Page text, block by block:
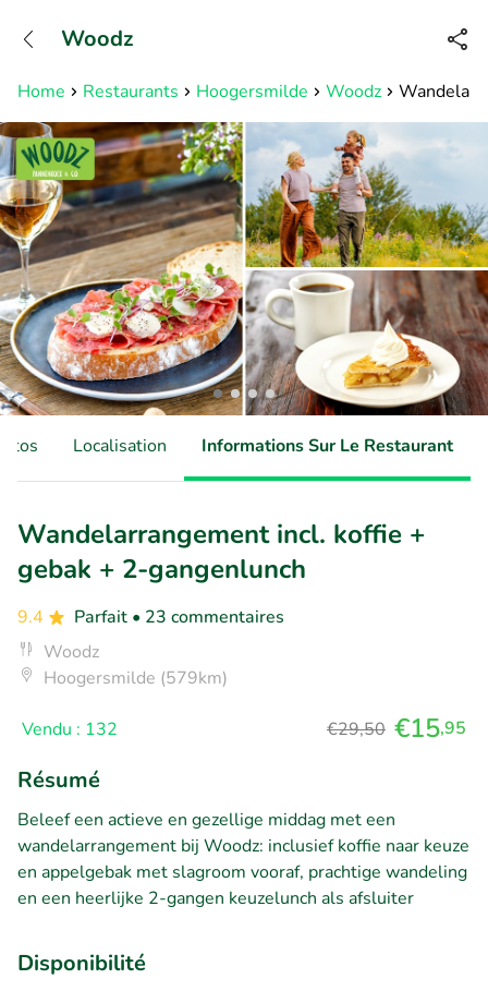
Disponible jusqu'à 23:00 heures
Home Restaurants Hoogersmilde Woodz
Woodz
Localisation Informations Sur Le Restaurant
Wandelarrangement incl. koffie +
gebak + 2-gangenlunch
9.4 Parfait • 23 commentaires
Woodz
Hoogersmilde (579km)
Vendu : 132 €29,50 €15,95
Résumé
Beleef een actieve en gezellige middag met een
wandelarrangement bij Woodz: inclusief koffie naar keuze
en appelgebak met slagroom vooraf, prachtige wandeling
en een heerlijke 2-gangen keuzelunch als afsluiter
Disponibilité